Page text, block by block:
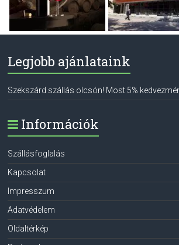
Legjobb ajánlataink
Szekszárd szállás olcsón! Most 5%
Információk
Szállásfoglalás
Kapcsolat
Impresszum
Adatvédelem
Oldaltérkép